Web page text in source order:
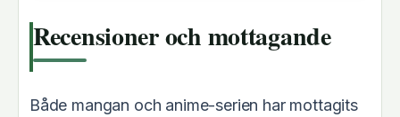
Recensioner och mottagande
Både mangan och anime-serien har mottagits